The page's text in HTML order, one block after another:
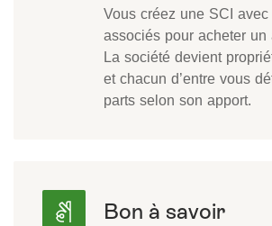
Vous créez une SCI
associés pour acheter un
La société devient
et chacun d’entre vous
parts selon son apport.